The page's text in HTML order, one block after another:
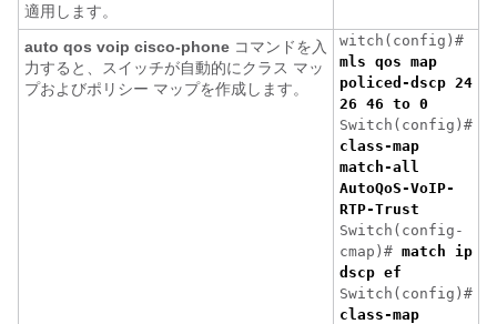
適用します。
auto qos voip cisco-phone コマンドを入
力すると、スイッチが自動的にクラス マッ
プおよびポリシー マップを作成します。
witch(config)#
mls qos map
policed-dscp 24
26 46 to 0
Switch(config)#
class-map
match-all
AutoQoS-VoIP-
RTP-Trust
Switch(config-
cmap)# match ip
dscp ef
Switch(config)#
class-map